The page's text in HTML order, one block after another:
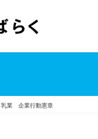
乳業 企業行動憲章